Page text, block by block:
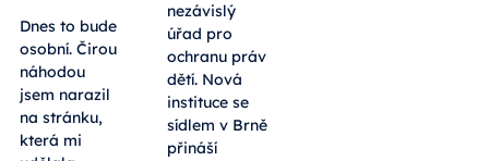
Dnes to bude
osobní. Čirou
náhodou
jsem narazil
na stránku,
která mi
nezávislý
úřad pro
ochranu práv
dětí. Nová
instituce se
sídlem v Brně
přináší